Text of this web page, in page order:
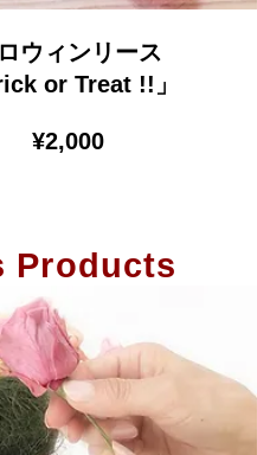
ウィンリース
or Treat !!」​
​¥2,000
Products